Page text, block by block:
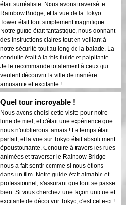
était surréaliste. Nous avons traversé le
Rainbow Bridge, et la vue de la Tokyo
Tower était tout simplement magnifique.
Notre guide était fantastique, nous donnant
des instructions claires tout en veillant à
notre sécurité tout au long de la balade. La
conduite était à la fois fluide et palpitante.
Je le recommande totalement à ceux qui
veulent découvrir la ville de manière
amusante et excitante !
Quel tour incroyable !
Nous avons choisi cette visite pour notre
lune de miel, et c'était une expérience que
nous n'oublierons jamais ! Le temps était
parfait, et la vue sur Tokyo était absolument
époustouflante. Conduire à travers les rues
animées et traverser le Rainbow Bridge
nous a fait sentir comme si nous étions
dans un film. Notre guide était aimable et
professionnel, s'assurant que tout se passe
bien. Si vous cherchez une façon unique et
excitante de découvrir Tokyo, c'est celle-ci !